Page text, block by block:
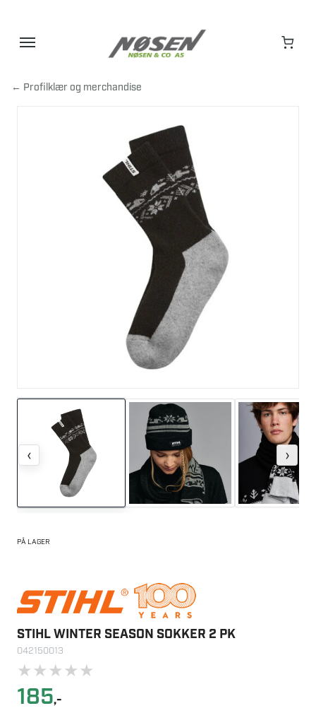
← Profilklær og merchandise
‹ ›
PÅ LAGER
STIHL WINTER SEASON SOKKER 2 PK
042150013
★★★★★
185,-